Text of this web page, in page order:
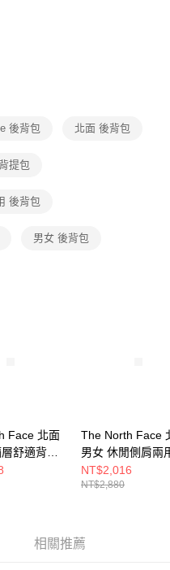
訊。
訊中的連結，可透過四大超商／
視為交易完成。
結帳頁面顯示為準，若有關於
疑問，請聯繫「AFTEE先享後付
support/home
AFTEE先享後付」服務完成之交
或監護人之同意方可使用
別帳號之用戶狀況，依本公司即
運費
後背包 北面 後背包
提包
後背包
男女 後背包
Face 北面
舒適背負
The North Face
男女 休閒側肩兩
包
NT$2,016
NT$2,880
相關推薦